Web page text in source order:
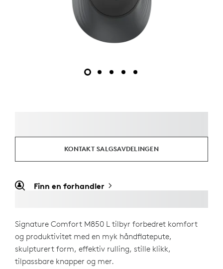
KONTAKT SALGSAVDELINGEN
Finn en forhandler
Signature Comfort M850 L tilbyr forbedret komfort
og produktivitet med en myk håndflatepute,
skulpturert form, effektiv rulling, stille klikk,
tilpassbare knapper og mer.